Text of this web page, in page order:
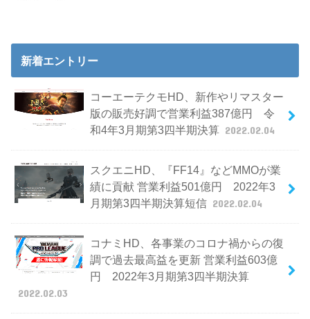
新着エントリー
コーエーテクモHD、新作やリマスター
版の販売好調で営業利益387億円 令
和4年3月期第3四半期決算 2022.02.04
スクエニHD、『FF14』などMMOが業
績に貢献 営業利益501億円 2022年3
月期第3四半期決算短信 2022.02.04
コナミHD、各事業のコロナ禍からの復
調で過去最高益を更新 営業利益603億
円 2022年3月期第3四半期決算
2022.02.03